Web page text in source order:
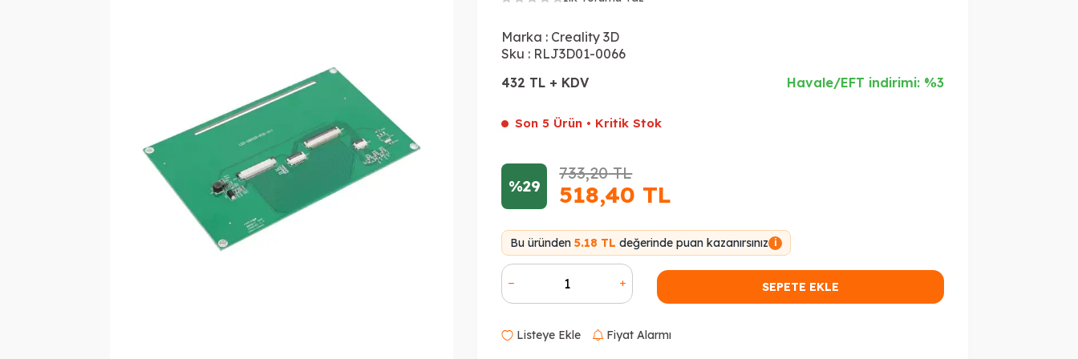
Marka : Creality 3D
Sku : RLJ3D01-0066
432 TL + KDV
Havale/EFT indirimi: %3
Son 5 Ürün • Kritik Stok
%29
733,20TL
518,40 TL
Bu üründen5.18 TL değerinde puan kazanırsınız i
SEPETE EKLE
Listeye Ekle Fiyat Alarmı